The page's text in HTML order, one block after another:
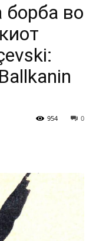
борба во
0
954